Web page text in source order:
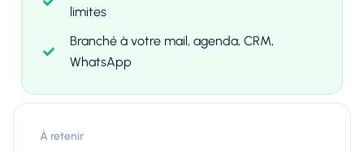
limites
Branché à votre mail, agenda, CRM,
WhatsApp
À retenir